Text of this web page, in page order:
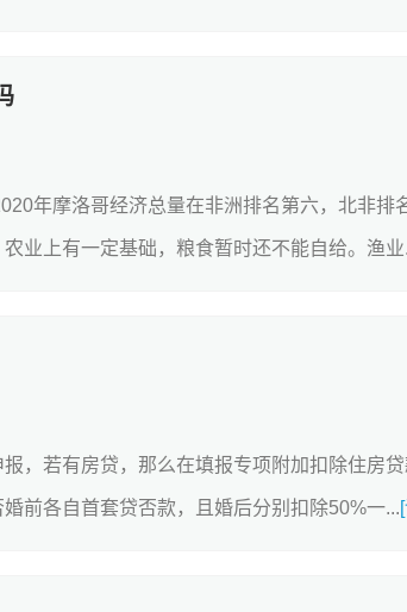
年摩洛哥经济总量在非洲排名第六，北非排
业上有一定基础，粮食暂时还不能自给。渔业
，若有房贷，那么在填报专项附加扣除住房
前各自首套贷否款，且婚后分别扣除50%一...